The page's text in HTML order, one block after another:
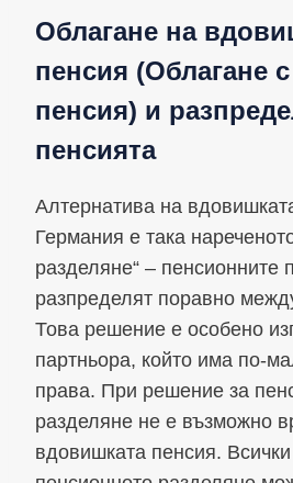
Облагане на
пенсия (Облагане
пенсия) и
пенсията
Алтернатива на
Германия е така
разделяне“ – пенсионните
разпределят поравно
Това решение е особено
партньора, който има по-
права. При решение за
разделяне не е възможно
вдовишката пенсия.